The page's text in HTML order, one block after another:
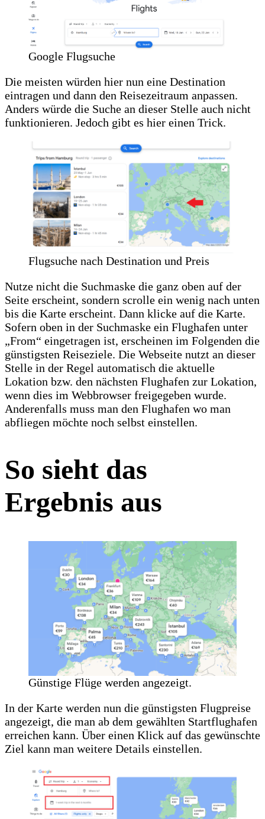
Google Flugsuche
Die meisten würden hier nun eine Destination
eintragen und dann den Reisezeitraum anpassen.
Anders würde die Suche an dieser Stelle auch nicht
funktionieren. Jedoch gibt es hier einen Trick.
Flugsuche nach Destination und Preis
Nutze nicht die Suchmaske die ganz oben auf der
Seite erscheint, sondern scrolle ein wenig nach unten
bis die Karte erscheint. Dann klicke auf die Karte.
Sofern oben in der Suchmaske ein Flughafen unter
„From“ eingetragen ist, erscheinen im Folgenden die
günstigsten Reiseziele. Die Webseite nutzt an dieser
Stelle in der Regel automatisch die aktuelle
Lokation bzw. den nächsten Flughafen zur Lokation,
wenn dies im Webbrowser freigegeben wurde.
Anderenfalls muss man den Flughafen wo man
abfliegen möchte noch selbst einstellen.
So sieht das
Ergebnis aus
Günstige Flüge werden angezeigt.
In der Karte werden nun die günstigsten Flugpreise
angezeigt, die man ab dem gewählten Startflughafen
erreichen kann. Über einen Klick auf das gewünschte
Ziel kann man weitere Details einstellen.